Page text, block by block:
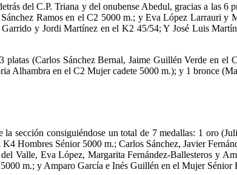
del C.P. Triana y del onubense Abedul, gracias a las 6
Ramos en el C2 5000 m.; y Eva López Larrauri y
y Jordi Martínez en el K2 45/54; Y José Luis
(Carlos Sánchez Bernal, Jaime Guillén Verde en
Alhambra en el C2 Mujer cadete 5000 m.); y 1 bronce
sección consiguiéndose un total de 7 medallas: 1 oro
Hombres Sénior 5000 m.; Carlos Sánchez, Javier
Valle, Eva López, Margarita Fernández-Ballesteros y
m.; y Amparo García e Inés Guillén en el Mujer Sénior